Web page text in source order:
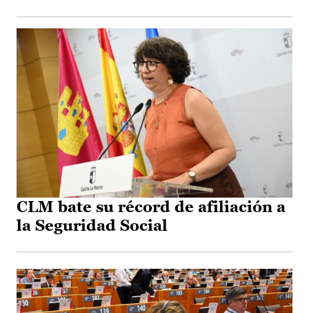
CLM bate su récord de afiliación a
la Seguridad Social